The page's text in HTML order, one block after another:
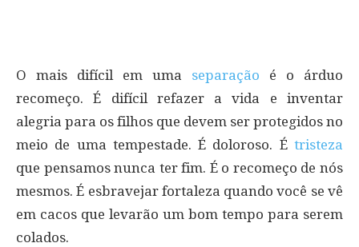
O mais difícil em uma separação é o árduo
recomeço. É difícil refazer a vida e inventar
alegria para os filhos que devem ser protegidos no
meio de uma tempestade. É doloroso. É tristeza
que pensamos nunca ter fim. É o recomeço de nós
mesmos. É esbravejar fortaleza quando você se vê
em cacos que levarão um bom tempo para serem
colados.